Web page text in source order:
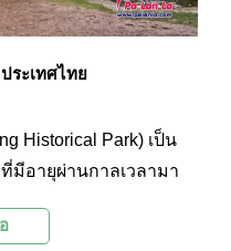
ระเทศไทย
Historical Park) เป็น
มีอายุผ่านกาลเวลามา
มเชื่อและความ